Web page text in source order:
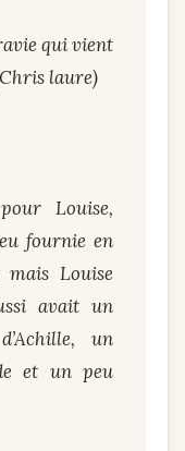
qui vient
laure)
Louise,
fournie en
Louise
avait un
un
et un peu